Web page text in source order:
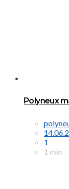
Polyneux
1
1 min